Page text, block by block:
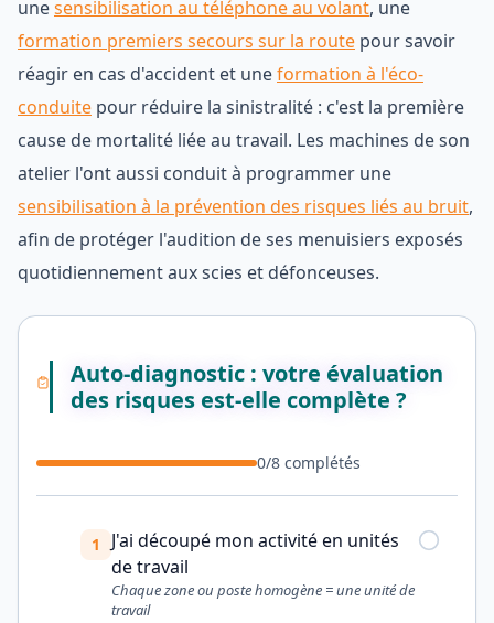
unesensibilisation au téléphone au volant, une
formation premiers secours sur la route pour savoir
réagir en cas d'accident et uneformation à l'éco-
conduite pour réduire la sinistralité : c'est la première
cause de mortalité liée au travail. Les machines de son
atelier l'ont aussi conduit à programmer une
sensibilisation à la prévention des risques liés au bruit,
afin de protéger l'audition de ses menuisiers exposés
quotidiennement aux scies et défonceuses.
Auto-diagnostic : votre évaluation
des risques est-elle complète ?
0/8 complétés
1
J'ai découpé mon activité en unités
de travail
Chaque zone ou poste homogène = une unité de
travail